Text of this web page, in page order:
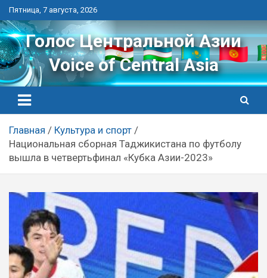
Перейти
к
контенту
Пятница, 7 августа, 2026
Голос Центральной Азии
Voice of Central Asia
Главная
Культура и спорт
Национальная сборная Таджикистана по футболу
вышла в четвертьфинал «Кубка Азии-2023»